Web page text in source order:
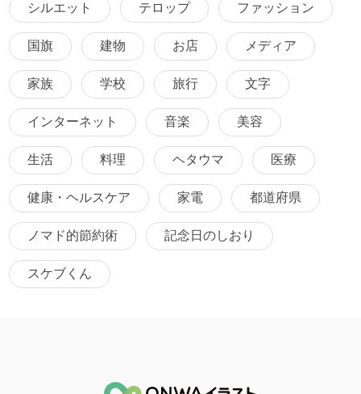
シルエット テロップ ファッション
国旗 建物 お店 メディア
家族 学校 旅行 文字
インターネット 音楽 美容
生活 料理 ヘタウマ 医療
健康・ヘルスケア 家電 都道府県
ノマド的節約術 記念日のしおり
スケブくん